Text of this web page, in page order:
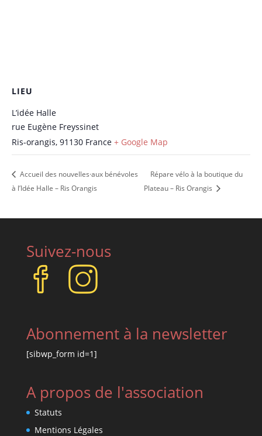
LIEU
L’idée Halle
rue Eugène Freyssinet
Ris-orangis, 91130 France + Google Map
Accueil des nouvelles·aux bénévoles
à l’Idée Halle – Ris Orangis
Répare vélo à la boutique du
Plateau – Ris Orangis
Suivez-nous
Abonnement à la newsletter
[sibwp_form id=1]
A propos de l'association
Statuts
Mentions Légales